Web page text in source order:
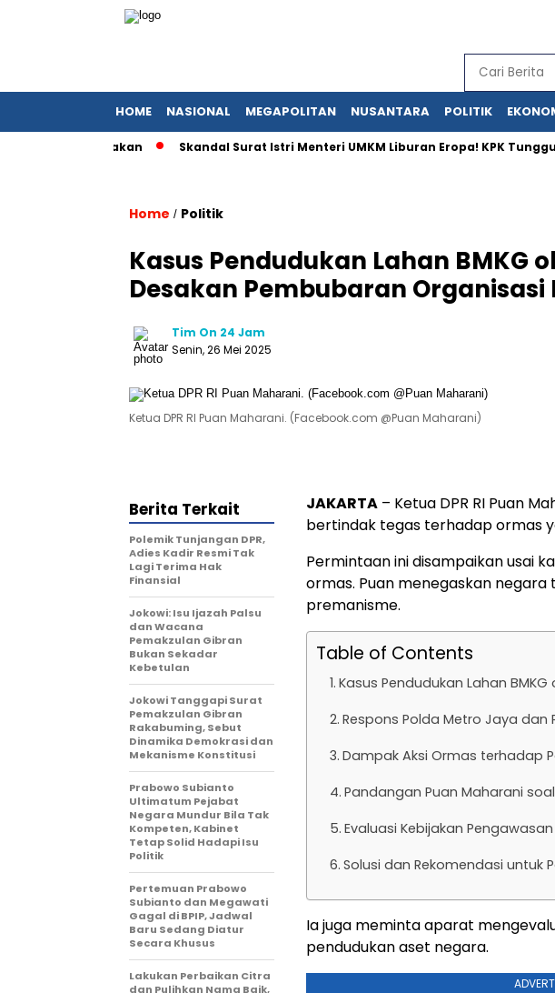
HOME NASIONAL MEGAPOLITAN NUSANTARA POLITIK
Skandal Surat Istri Menteri UMKM Liburan Eropa! KPK Tunggu
Home / Politik
Kasus Pendudukan Lahan BMKG
Desakan Pembubaran Organisasi
Tim On 24 Jam
Senin, 26 Mei 2025
Ketua DPR RI Puan Maharani. (Facebook.com @Puan Maharani)
JAKARTA – Ketua DPR RI Puan
bertindak tegas terhadap ormas
Permintaan ini disampaikan usai
ormas. Puan menegaskan negara
premanisme.
Table of Contents
Kasus Pendudukan Lahan
Respons Polda Metro Jaya dan
Dampak Aksi Ormas terhadap
Pandangan Puan Maharani
Evaluasi Kebijakan
Solusi dan Rekomendasi untuk
Ia juga meminta aparat
pendudukan aset negara.
Berita Terkait
Polemik Tunjangan DPR,
Adies Kadir Resmi Tak
Lagi Terima Hak
Finansial
Jokowi: Isu Ijazah Palsu
dan Wacana
Pemakzulan Gibran
Bukan Sekadar
Kebetulan
Jokowi Tanggapi Surat
Pemakzulan Gibran
Rakabuming, Sebut
Dinamika Demokrasi dan
Mekanisme Konstitusi
Prabowo Subianto
Ultimatum Pejabat
Negara Mundur Bila Tak
Kompeten, Kabinet
Tetap Solid Hadapi Isu
Politik
Pertemuan Prabowo
Subianto dan Megawati
Gagal di BPIP, Jadwal
Baru Sedang Diatur
Secara Khusus
Lakukan Perbaikan Citra
dan Pulihkan Nama Baik,